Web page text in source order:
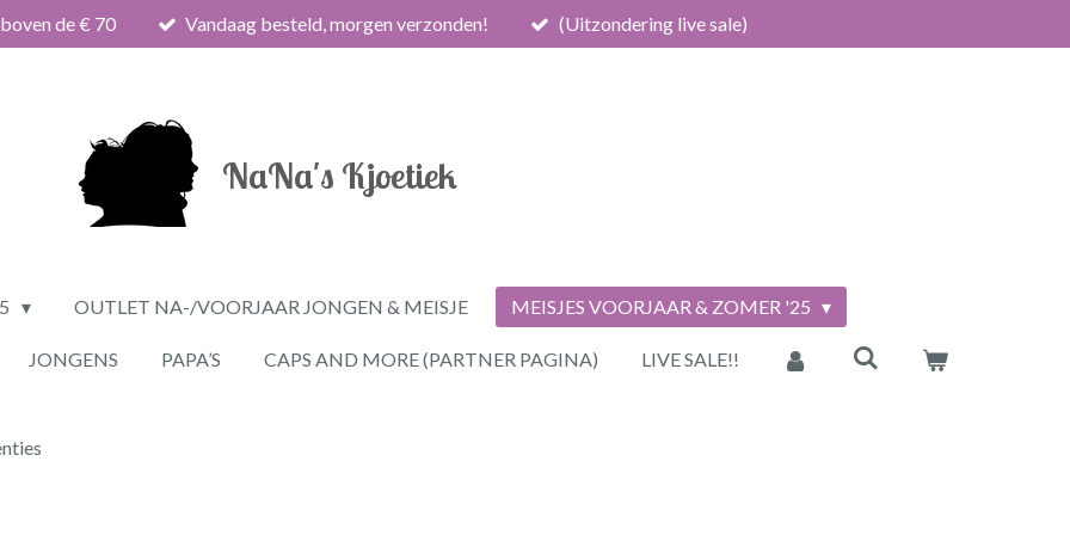
de € 70 Vandaag besteld, morgen verzonden! (Uitzondering live sale)
NaNa's Kjoetiek
OUTLET NA-/VOORJAAR JONGEN & MEISJE MEISJES VOORJAAR & ZOMER '25
JONGENS PAPA’S CAPS AND MORE (PARTNER PAGINA) LIVE SALE!!